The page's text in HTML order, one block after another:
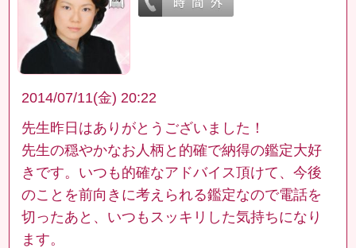
2014/07/11(金) 20:22
先生昨日はありがとうございました！
先生の穏やかなお人柄と的確で納得の鑑定大好
きです。いつも的確なアドバイス頂けて、今後
のことを前向きに考えられる鑑定なので電話を
切ったあと、いつもスッキリした気持ちになり
ます。